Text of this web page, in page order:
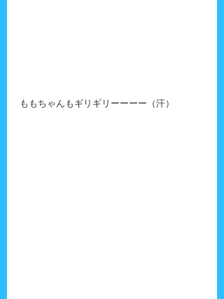
ももちゃんもギリギリーーーー（汗）